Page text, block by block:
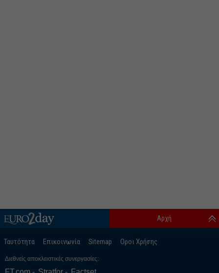
Ταυτότητα Επικοινωνία Sitemap Οροι Χρήσης
Αρχή
Διεθνείς αποκλειστικές συνεργασίες: